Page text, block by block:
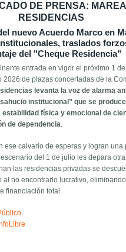
DE PRENSA:
RESIDENCIAS
nuevo Acuerdo Marco en
traslados
del "Cheque Residencia"
entrada en vigor el próximo 1 de
2026 de plazas concertadas de la
levanta la voz de alarma
institucional” que se
estabilidad física y emocional de
de dependencia.
ese calvario de esperas y logran una
del 1 de julio les depara
las residencias privadas se
al no encontrarlo lucrativo,
financiación total.
de prensa sobre el